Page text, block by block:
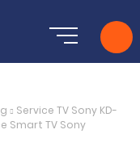
Service TV Sony KD-
Smart TV Sony